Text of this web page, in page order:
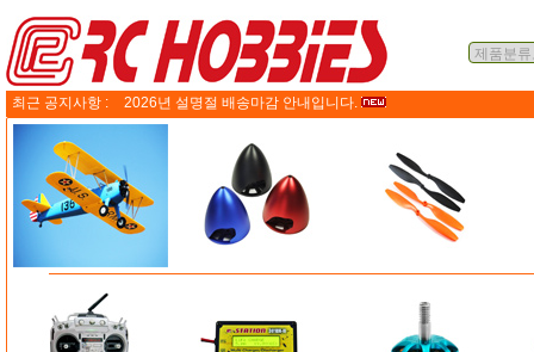
최근 공지사항 : 2026년 설명절 배송마감 안내입니다.